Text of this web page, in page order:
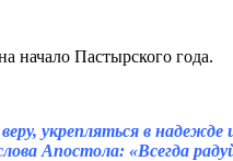
укрепляться в надежде
Апостола: «Всегда